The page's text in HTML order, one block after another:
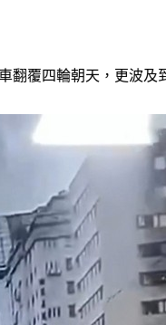
覆四輪朝天，更波及